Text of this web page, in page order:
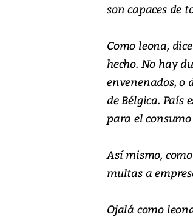
son capaces de
Como leona,
hecho. No hay
envenenados, o
de Bélgica. País
para el
Así mismo,
multas a
Ojalá como